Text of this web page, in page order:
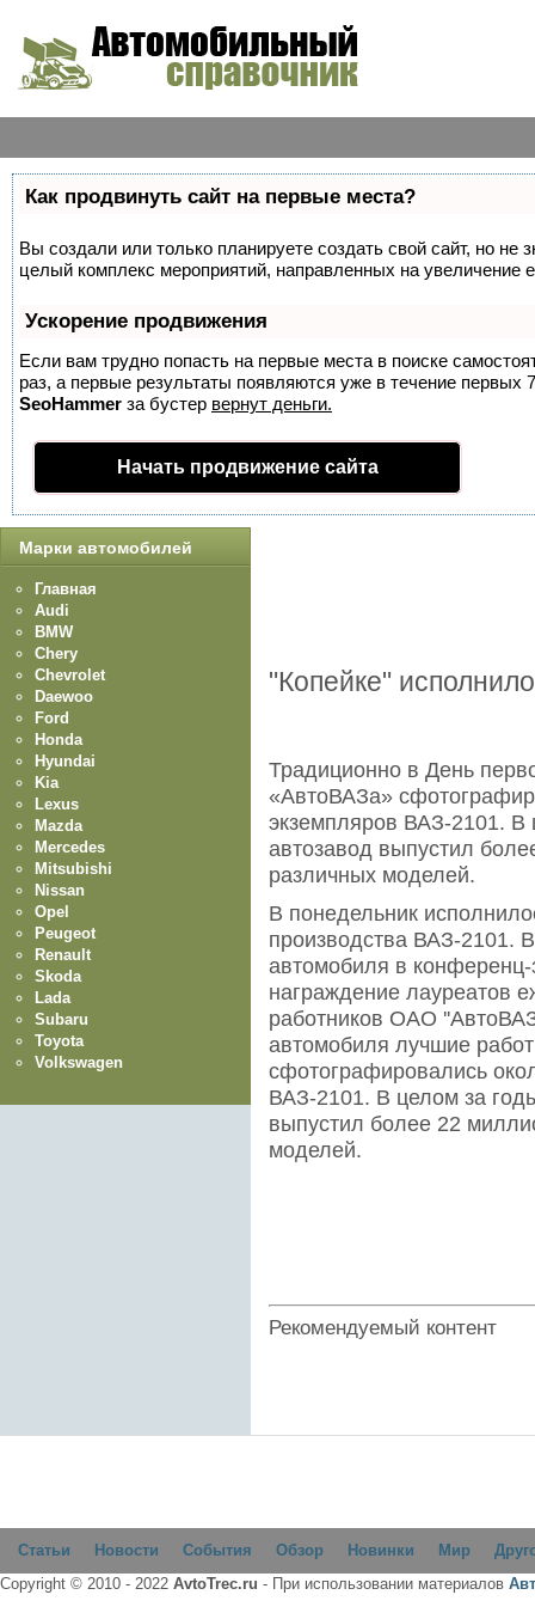
Как продвинуть сайт на первые места?
Вы создали или только планируете создать свой сайт, но не
целый комплекс мероприятий, направленных на увеличение
Ускорение продвижения
Если вам трудно попасть на первые места в поиске
раз, а первые результаты появляются уже в течение первых
SeoHammer за бустер вернут деньги.
Начать продвижение сайта
"Копейке"
Традиционно в День
«АвтоВАЗа»
экземпляров ВАЗ-2101. В
автозавод выпустил
различных моделей.
В понедельник
производства ВАЗ-2101.
автомобиля в
награждение лауреатов
работников ОАО
автомобиля лучшие
сфотографировались
ВАЗ-2101. В целом за
выпустил более 22
моделей.
Рекомендуемый контент
Марки автомобилей
Главная
Audi
BMW
Chery
Chevrolet
Daewoo
Ford
Honda
Hyundai
Kia
Lexus
Mazda
Mercedes
Mitsubishi
Nissan
Opel
Peugeot
Renault
Skoda
Lada
Subaru
Toyota
Volkswagen
Статьи Новости События Обзор Новинки Мир
Copyright © 2010 - 2022 AvtoTrec.ru - При использовании материалов